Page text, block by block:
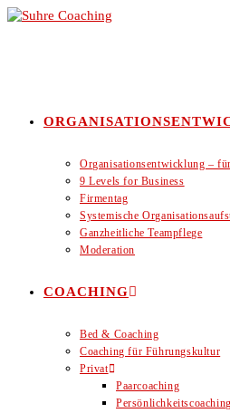
Zum
Organisationsentwicklung –
9 Levels for Business
Firmentag
Systemische
Ganzheitliche Teampflege
Moderation
COACHING
Bed & Coaching
Coaching für Führungskultur
Privat
Paarcoaching
Persönlichkeitscoaching